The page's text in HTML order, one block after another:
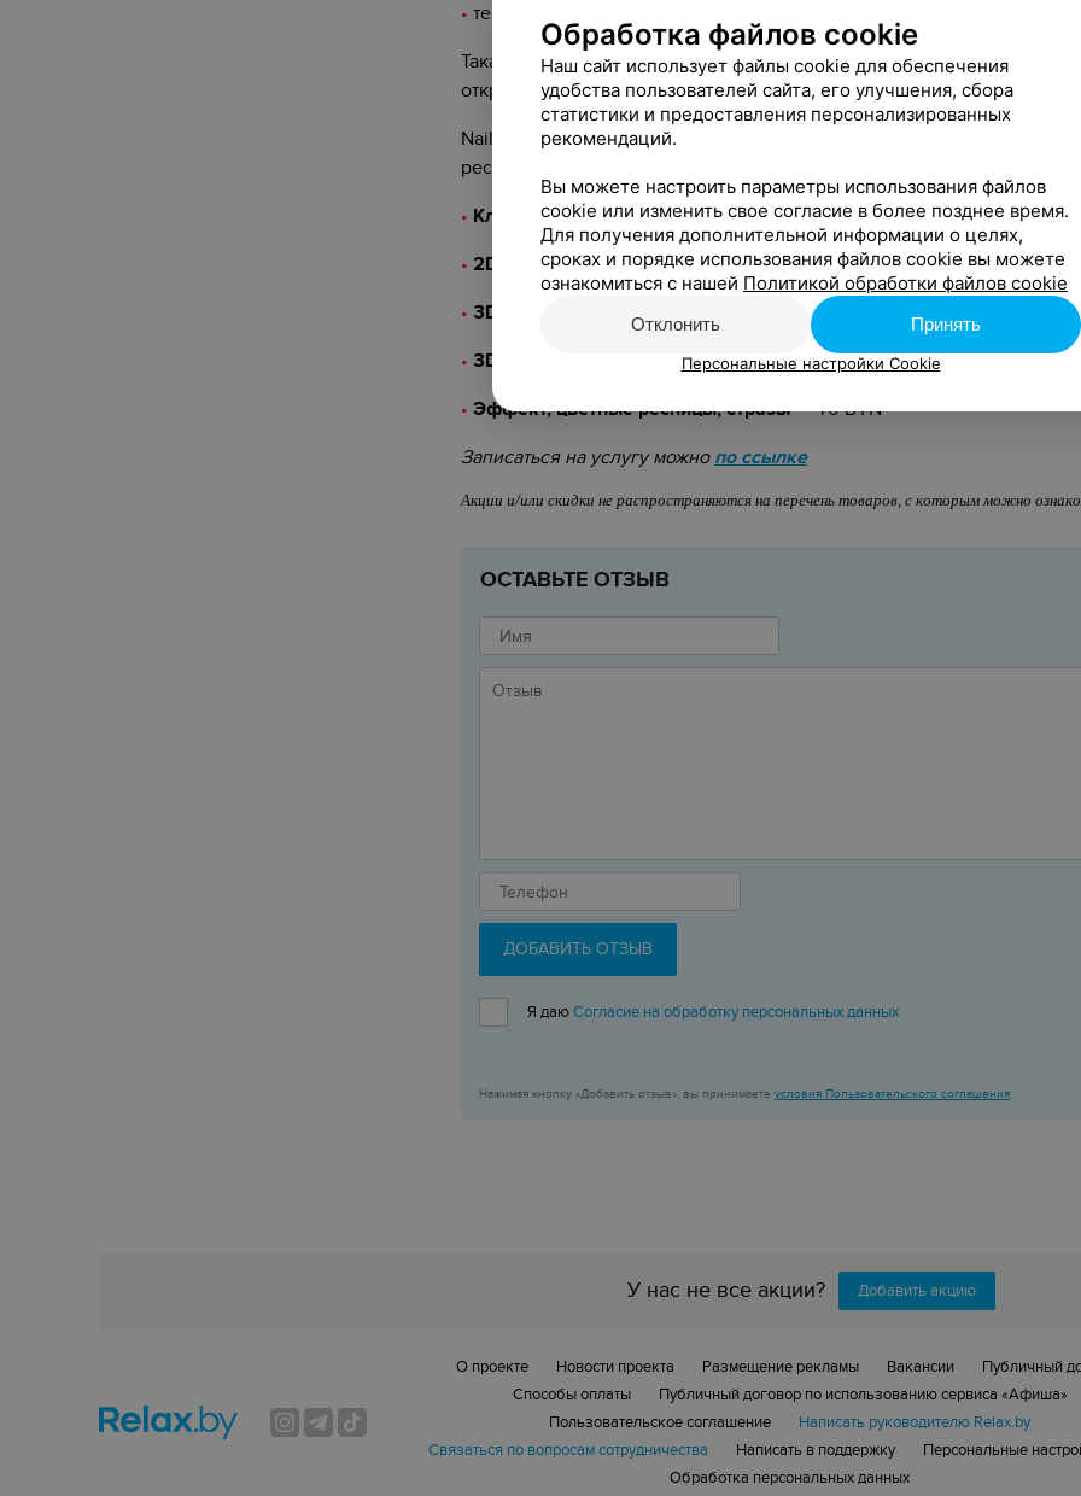
• тем, кто соблюдает строгий деловой дресс-код.
Такая техника позволяет добиться эффекта натуральных, красивых
открытого и свежего взгляда.
Nailberry Beauty Outlet (Нейлберри Бьюти Аутлет) также предлагают
ресниц с другими эффектами:
• Классика 1.5D— 70 BYN
• 2D
— 75 BYN
• 3D
• 3D+
• Эффект, цветные ресницы, стразы— 10 BYN
Записаться на услугу можно по ссылке
Акции и/или скидки не распространяются на перечень товаров, с которым можно
ОСТАВЬТЕ ОТЗЫВ
ДОБАВИТЬ ОТЗЫВ
Я даюСогласие на обработку персональных данных
Нажимая кнопку «Добавить отзыв», вы принимаете условия Пользовательского соглашения
У нас не все акции? Добавить акцию
О проекте Новости проекта Размещение рекламы Вакансии
Публичный
Способы оплаты
Публичный договор по использованию сервиса «Афиша»
Пользовательское соглашение
Написать руководителю Relax.by
Связаться по вопросам сотрудничества
Написать в поддержку
Персональные
Обработка персональных данных
Обработка файлов cookie
Наш сайт использует файлы cookie для обеспечения
удобства пользователей сайта, его улучшения, сбора
статистики и предоставления персонализированных
рекомендаций.
Вы можете настроить параметры использования файлов
cookie или изменить свое согласие в более позднее время.
Для получения дополнительной информации о целях,
сроках и порядке использования файлов cookie вы можете
ознакомиться с нашей Политикой обработки файлов cookie
Отклонить Принять
Персональные настройки Cookie